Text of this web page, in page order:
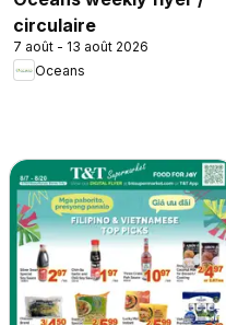
circulaire
7 août - 13 août 2026
Oceans